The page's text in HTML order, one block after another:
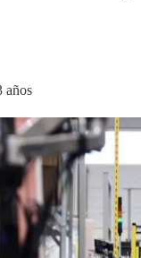
años